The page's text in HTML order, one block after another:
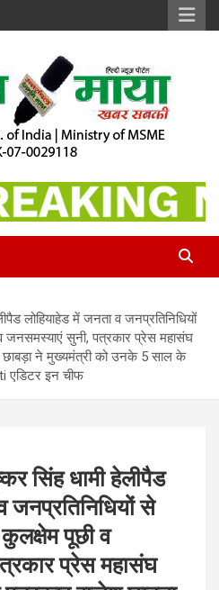
लोहियाहेड में जनता व जनप्रतिनिधियों
सुनी, पत्रकार प्रेस महासंघ
छाबड़ा ने मुख्यमंत्री को उनके 5 साल के
एडिटर इन चीफ
सिंह धामी हेलीपैड
जनप्रतिनिधियों से
पूछी व
प्रेस महासंघ